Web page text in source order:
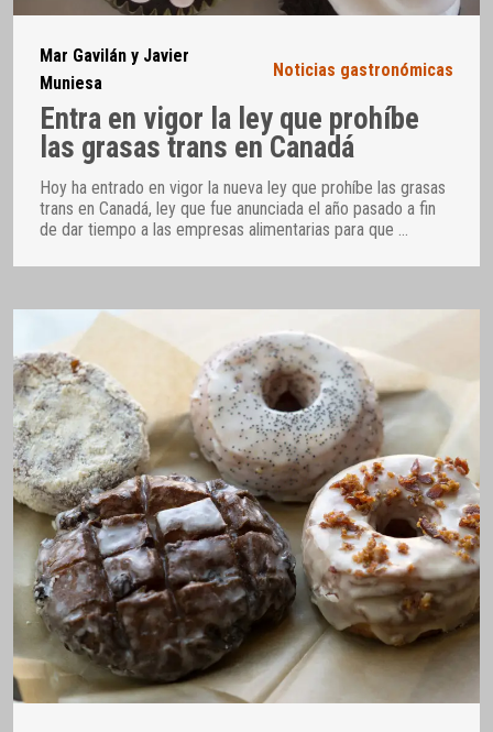
Mar Gavilán y Javier
Muniesa
Noticias gastronómicas
Entra en vigor la ley que prohíbe
las grasas trans en Canadá
Hoy ha entrado en vigor la nueva ley que prohíbe las grasas
trans en Canadá, ley que fue anunciada el año pasado a fin
de dar tiempo a las empresas alimentarias para que …